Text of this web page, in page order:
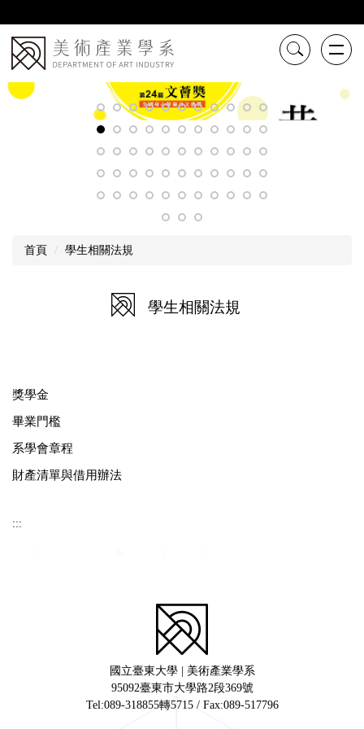
主
要
內
容
首頁 學生相關法規
學生相關法規
獎學金
畢業門檻
系學會章程
財產清單與借用辦法
:::
國立臺東大學 | 美術產業學系
95092臺東市大學路2段369號
Tel:089-318855轉5715 / Fax:089-517796